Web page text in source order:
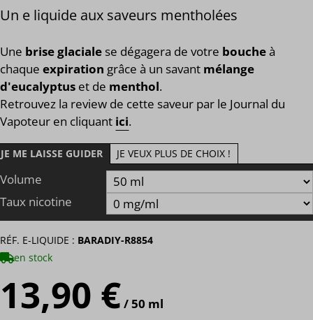
Un e liquide aux saveurs mentholées
Une brise glaciale se dégagera de votre boucheà
chaque expiration grâce à un savant mélange
d'eucalyptus et de menthol.
Retrouvez la review de cette saveur par le Journal du
Vapoteur en cliquant ici.
JE ME LAISSE GUIDER JE VEUX PLUS DE CHOIX !
Volume
Taux nicotine
RÉF. E-LIQUIDE : BARADIY-R8854
en stock
13,90 €/ 50 ml